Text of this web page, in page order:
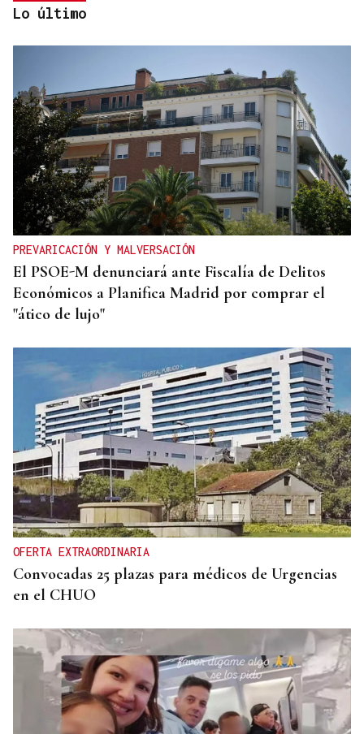
A TODA VELOCIDAD
Vídeo | Así fue el espectacular salto de “Cohete”
Suárez en el Rally Rías Baixas que dejó sin
respiración a los aficionados
Lo último
PREVARICACIÓN Y MALVERSACIÓN
El PSOE-M denunciará ante Fiscalía de Delitos
Económicos a Planifica Madrid por comprar el
"ático de lujo"
OFERTA EXTRAORDINARIA
Convocadas 25 plazas para médicos de Urgencias
en el CHUO